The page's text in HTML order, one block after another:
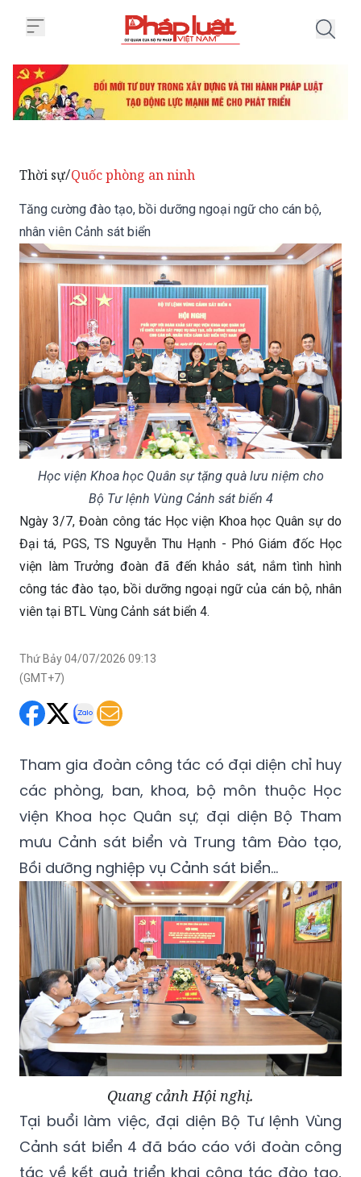
Thời sự/Quốc phòng an ninh
Tăng cường đào tạo, bồi dưỡng ngoại ngữ cho cán bộ,
nhân viên Cảnh sát biển
Học viện Khoa học Quân sự tặng quà lưu niệm cho
Bộ Tư lệnh Vùng Cảnh sát biển 4
Ngày 3/7, Đoàn công tác Học viện Khoa học Quân sự do
Đại tá, PGS, TS Nguyễn Thu Hạnh - Phó Giám đốc Học
viện làm Trưởng đoàn đã đến khảo sát, nắm tình hình
công tác đào tạo, bồi dưỡng ngoại ngữ của cán bộ, nhân
viên tại BTL Vùng Cảnh sát biển 4.
Thứ Bảy 04/07/2026 09:13
(GMT+7)
Tham gia đoàn công tác có đại diện chỉ huy
các phòng, ban, khoa, bộ môn thuộc Học
viện Khoa học Quân sự; đại diện Bộ Tham
mưu Cảnh sát biển và Trung tâm Đào tạo,
Bồi dưỡng nghiệp vụ Cảnh sát biển...
Quang cảnh Hội nghị.
Tại buổi làm việc, đại diện Bộ Tư lệnh Vùng
Cảnh sát biển 4 đã báo cáo với đoàn công
tác về kết quả triển khai công tác đào tạo,